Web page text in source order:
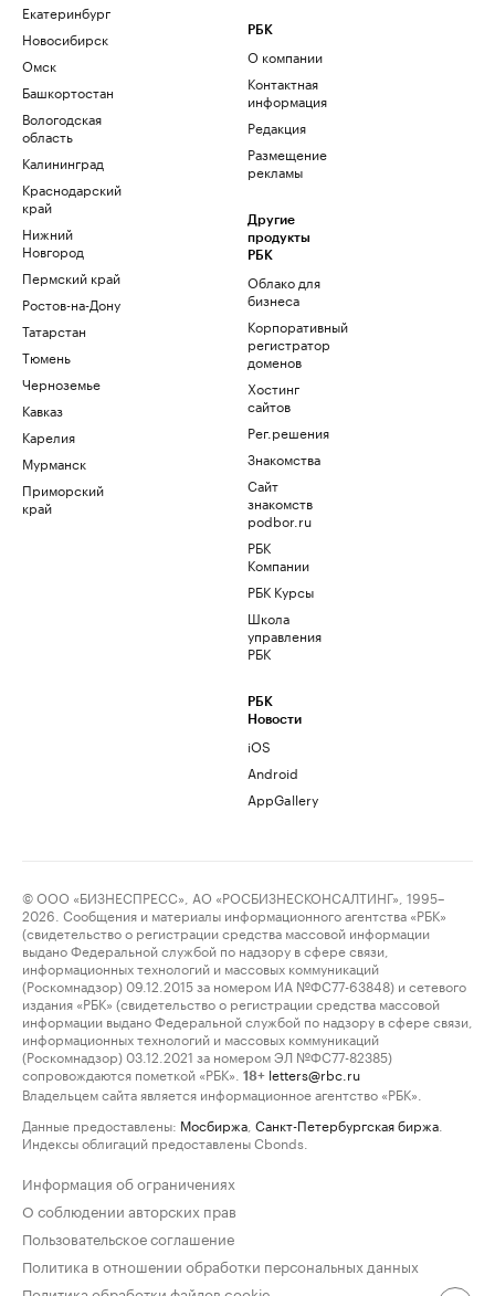
Екатеринбург
Новосибирск
Омск
Башкортостан
Вологодская
область
Калининград
Краснодарский
край
Нижний
Новгород
Пермский край
Ростов-на-Дону
Татарстан
Тюмень
Черноземье
Кавказ
Карелия
Мурманск
Приморский
край
РБК
О компании
Контактная
информация
Редакция
Размещение
рекламы
Другие
продукты
РБК
Облако для
бизнеса
Корпоративный
регистратор
доменов
Хостинг
сайтов
Рег.решения
Знакомства
Сайт
знакомств
podbor.ru
РБК
Компании
РБК Курсы
Школа
управления
РБК
РБК
Новости
iOS
Android
AppGallery
© ООО «БИЗНЕСПРЕСС», АО «РОСБИЗНЕСКОНСАЛТИНГ», 1995–
2026. Сообщения и материалы информационного агентства «РБК»
(свидетельство о регистрации средства массовой информации
выдано Федеральной службой по надзору в сфере связи,
информационных технологий и массовых коммуникаций
(Роскомнадзор) 09.12.2015 за номером ИА №ФС77-63848) и сетевого
издания «РБК» (свидетельство о регистрации средства массовой
информации выдано Федеральной службой по надзору в сфере связи,
информационных технологий и массовых коммуникаций
(Роскомнадзор) 03.12.2021 за номером ЭЛ №ФС77-82385)
сопровождаются пометкой «РБК».
18+ letters@rbc.ru
Владельцем сайта является информационное агентство «РБК».
Данные предоставлены: Мосбиржа Санкт-Петербургская биржа
Индексы облигаций предоставлены Cbonds.
Информация об ограничениях
О соблюдении авторских прав
Пользовательское соглашение
Политика в отношении обработки персональных данных